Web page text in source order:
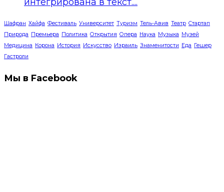
Шафран Хайфа Фестиваль Университет Туризм Тель-Авив Театр Стартап
Природа Премьера Политика Открытия Опера Наука Музыка Музей
Медицина Корона История Искусство Израиль Знаменитости Еда Гешер
Гастроли
Мы в Facebook